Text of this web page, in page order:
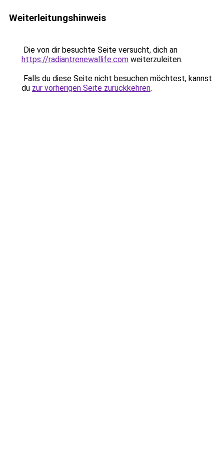
Weiterleitungshinweis
Die von dir besuchte Seite versucht, dich an
https://radiantrenewallife.com weiterzuleiten.
Falls du diese Seite nicht besuchen möchtest, kannst
du zur vorherigen Seite zurückkehren.